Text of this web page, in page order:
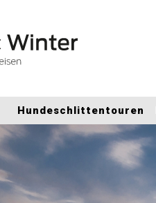
Hundeschlittentouren